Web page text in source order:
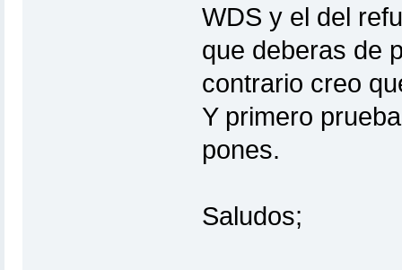
WDS y el del
que deberas de
contrario creo
Y primero
pones.
Saludos;